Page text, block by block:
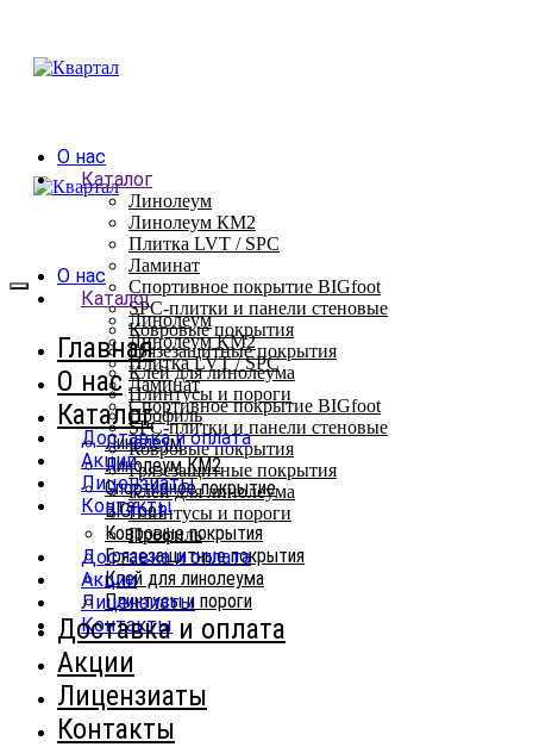
О нас
Каталог
Линолеум
Линолеум КМ2
Плитка LVT / SPC
Ламинат
Спортивное покрытие BIGfoot
SPC-плитки и панели стеновые
Ковровые покрытия
Грязезащитные покрытия
Клей для линолеума
Плинтусы и пороги
Профиль
Доставка и оплата
Акции
Лицензиаты
Контакты
О нас
Каталог
Линолеум
Линолеум КМ2
Плитка LVT / SPC
Ламинат
Спортивное покрытие BIGfoot
SPC-плитки и панели стеновые
Ковровые покрытия
Грязезащитные покрытия
Клей для линолеума
Плинтусы и пороги
Профиль
Доставка и оплата
Акции
Лицензиаты
Контакты
Главная
О нас
Каталог
Линолеум
Линолеум КМ2
Спортивное покрытие
BIGfoot
Ковровые покрытия
Грязезащитные покрытия
Клей для линолеума
Плинтусы и пороги
Доставка и оплата
Акции
Лицензиаты
Контакты